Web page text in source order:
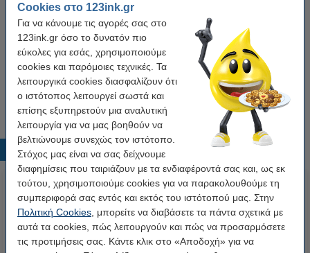
Cookies στο 123ink.gr
Για να κάνουμε τις αγορές σας στο
123ink.gr όσο το δυνατόν πιο
εύκολες για εσάς, χρησιμοποιούμε
cookies και παρόμοιες τεχνικές. Τα
λειτουργικά cookies διασφαλίζουν ότι
ο ιστότοπος λειτουργεί σωστά και
επίσης εξυπηρετούν μια αναλυτική
λειτουργία για να μας βοηθούν να
βελτιώνουμε συνεχώς τον ιστότοπο.
Στόχος μας είναι να σας δείχνουμε
διαφημίσεις που ταιριάζουν με τα ενδιαφέροντά σας και, ως εκ
τούτου, χρησιμοποιούμε cookies για να παρακολουθούμε τη
συμπεριφορά σας εντός και εκτός του ιστότοπού μας. Στην
Πολιτική Cookies , μπορείτε να διαβάσετε τα πάντα σχετικά με
αυτά τα cookies, πώς λειτουργούν και πώς να προσαρμόσετε
τις προτιμήσεις σας. Κάντε κλικ στο «Αποδοχή» για να
123ink toilet brush
Κάνε κλικ για να δεις τα χαρακτηριστικά!
Άμεσα διαθέσιμο
Παράγγειλε τώρα, για άμεση παράδοση!
5,95 € Στο Καλάθι
Δημοφιλή προϊόντα